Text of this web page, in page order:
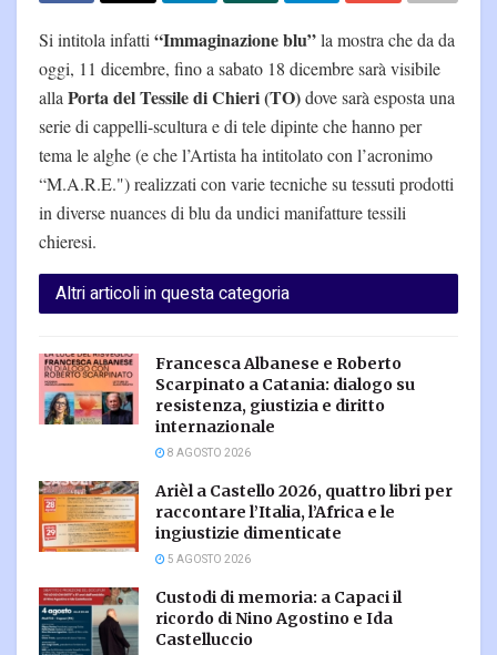
Si intitola infatti “Immaginazione blu”la mostra che da da
oggi, 11 dicembre, fino a sabato 18 dicembre sarà visibile
alla Porta del Tessile di Chieri (TO)dove sarà esposta una
serie di cappelli-scultura e di tele dipinte che hanno per
tema le alghe (e che l’Artista ha intitolato con l’acronimo
“M.A.R.E.") realizzati con varie tecniche su tessuti prodotti
in diverse nuances di blu da undici manifatture tessili
chieresi.
Altri articoli in questa categoria
Francesca Albanese e Roberto
Scarpinato a Catania: dialogo su
resistenza, giustizia e diritto
internazionale
8 AGOSTO 2026
Arièl a Castello 2026, quattro libri per
raccontare l’Italia, l’Africa e le
ingiustizie dimenticate
5 AGOSTO 2026
Custodi di memoria: a Capaci il
ricordo di Nino Agostino e Ida
Castelluccio